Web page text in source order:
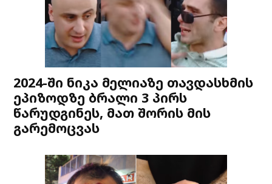
2024-ში ნიკა მელიაზე თავდასხმის
ეპიზოდზე ბრალი 3 პირს
წარუდგინეს, მათ შორის მის
გარემოცვას